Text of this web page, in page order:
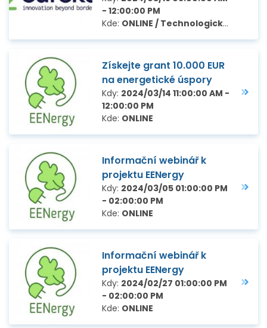
- 12:00:00 PM
Kde: ONLINE / Technologické centrum Praha, Ve Struhách 27, Praha 6
Získejte grant 10.000 EUR
na energetické úspory
Kdy: 2024/03/14 11:00:00 AM -
12:00:00 PM
Kde: ONLINE
Informační webinář k
projektu EENergy
Kdy: 2024/03/05 01:00:00 PM
- 02:00:00 PM
Kde: ONLINE
Informační webinář k
projektu EENergy
Kdy: 2024/02/27 01:00:00 PM
- 02:00:00 PM
Kde: ONLINE